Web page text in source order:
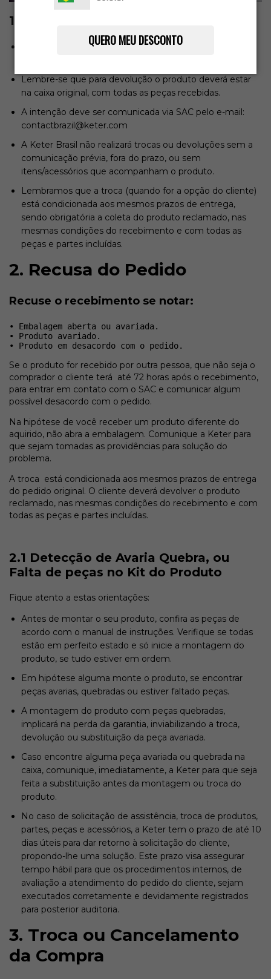
QUERO MEU DESCONTO
1. Condições Gerais
Trocas ou devoluções devem ser solicitadas em até 7
Lembre-se que para devolução o produto deverá estar
na caixa original, com todas as peças recebidas.
A intenção deve ser comunicada via SAC pelo e-mail:
contactbrazil@keter.com
A Keter Brasil não realizará trocas ou devoluções sem a
comunicação prévia, fora do prazo, ou sem
itens/acessórios que acompanham o produto.
Lembramos que a troca (quando for a opção do cliente)
está condicionada aos mesmos prazos de entrega,
sendo obrigatória a coleta do produto reclamado, nas
mesmas condições do recebimento e com todas as
peças e partes incluídas.
2. Recusa do Pedido
Recuse o recebimento se notar:
• Embalagem aberta ou avariada.
• Produto avariado.
• Produto em desacordo com o pedido.
Se o produto for recebido por outra pessoa, que não seja o
comprador o cliente terá até 72 horas após o recebimento,
para entrar em contato com o SAC e comunicar algum
possível desacordo com o pedido.
Na hipótese de você receber um produto diferente do
aquirido, não abra a embalagem. Comunique a Keter para
que sejam tomadas as providências para solução do
problema.
A troca está condicionada aos mesmos prazos de entrega
do pedido original. O cliente deverá devolver o produto
reclamado, nas mesmas condições do recebimento e com
todas as peças e partes incluídas.
2.1 Detecção de Avaria Quebra, ou
Falta de peças no Kit do Produto
Fique atento a estas orientações:
Antes de montar o seu produto, confira as peças de
acordo com o manual de instruções. Verifique se todas
estão em perfeito estado e só inicie a montagem do
produto, se tudo estiver em ordem.
Em hipótese alguma monte o produto, se encontrar
peças avarias, quebradas ou estiver faltado peças.
A montagem do produto com peças quebradas,
implicará na perda da garantia, inviabilizando a troca,
devolução ou substituição da peça avariada.
Caso encontre alguma peça avariada ou quebrada na
caixa, comunique, imediatamente, a Keter para que seja
feita a substituição antes da montagem ou troca do
produto.
No caso de solicitação de assistência, troca de produtos,
partes, peças e acessórios, a Keter tem o prazo de até 10
dias úteis para dar retorno à solicitação do cliente,
propondo-lhe uma solução. Este prazo visa assegurar
tempo hábil para que os procedimentos internos, de
avaliação a atendimento do pedido do cliente, sejam
executados corretamente e devidamente registrados
para posterior auditoria.
3. Troca ou Cancelamento
da Compra